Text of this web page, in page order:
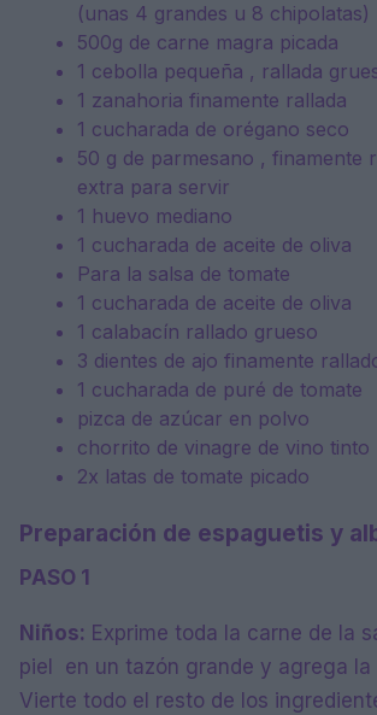
(unas 4 grandes u 8 chipolatas)
500g de carne magra picada
1 cebolla pequeña , rallada
1 zanahoria finamente rallada
1 cucharada de orégano seco
50 g de parmesano , finamente
extra para servir
1 huevo mediano
1 cucharada de aceite de oliva
Para la salsa de tomate
1 cucharada de aceite de oliva
1 calabacín rallado grueso
3 dientes de ajo finamente
1 cucharada de puré de tomate
pizca de azúcar en polvo
chorrito de vinagre de vino tinto
2x latas de tomate picado
Preparación de espaguetis y
PASO 1
Niños: Exprime toda la carne de la
piel en un tazón grande y agrega la
Vierte todo el resto de los